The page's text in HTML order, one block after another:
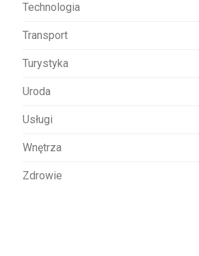
Technologia
Transport
Turystyka
Uroda
Usługi
Wnętrza
Zdrowie